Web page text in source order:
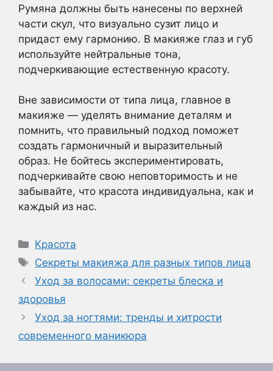
Румяна должны быть нанесены по верхней
части скул, что визуально сузит лицо и
придаст ему гармонию. В макияже глаз и губ
используйте нейтральные тона,
подчеркивающие естественную красоту.
Вне зависимости от типа лица, главное в
макияже — уделять внимание деталям и
помнить, что правильный подход поможет
создать гармоничный и выразительный
образ. Не бойтесь экспериментировать,
подчеркивайте свою неповторимость и не
забывайте, что красота индивидуальна, как и
каждый из нас.
Рубрики
Красота
Метки
Секреты макияжа для разных типов лица
Уход за волосами: секреты блеска и
здоровья
Уход за ногтями: тренды и хитрости
современного маникюра